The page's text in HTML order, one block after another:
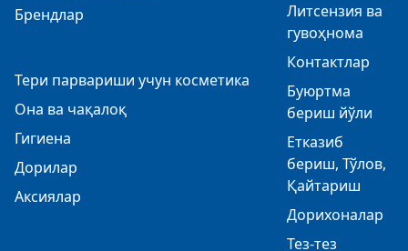
Брендлар
Тери парвариши учун косметика
Она ва чақалоқ
Гигиена
Дорилар
Аксиялар
Литсензия ва
гувоҳнома
Контактлар
Буюртма
бериш йўли
Етказиб
бериш, Тўлов,
Қайтариш
Дорихоналар
Тез-тез